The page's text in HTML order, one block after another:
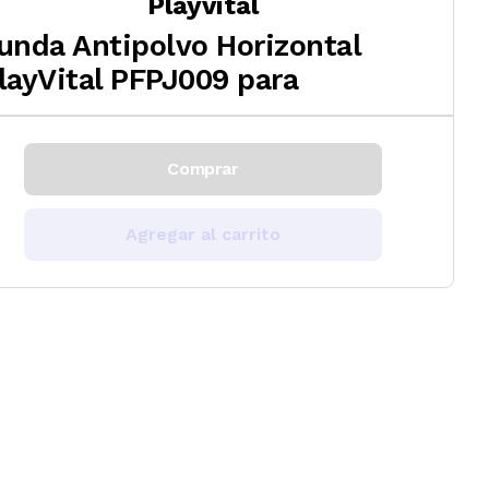
Antipolvo Horizontal
PFPJ009 para
Comprar
Agregar al carrito